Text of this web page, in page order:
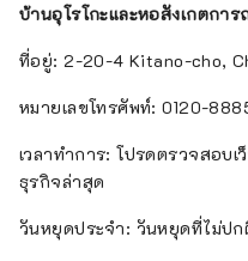
บ้านอุโรโกะและหอสังเกตกา
ที่อยู่: 2-20-4 Kitano-cho,
หมายเลขโทรศัพท์: 0120-
เวลาทำการ: โปรดตรวจสอบ
ธุรกิจล่าสุด
วันหยุดประจำ: วันหยุดที่ไม่ปก